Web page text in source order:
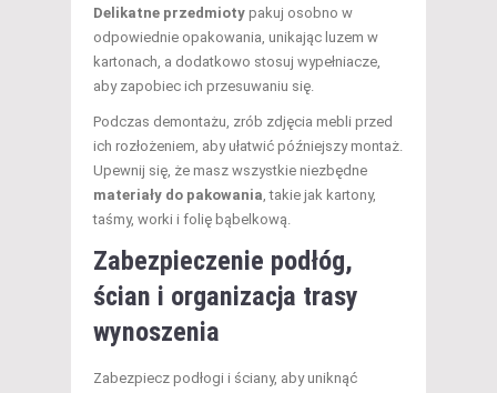
Delikatne przedmioty pakuj osobno w
odpowiednie opakowania, unikając luzem w
kartonach, a dodatkowo stosuj wypełniacze,
aby zapobiec ich przesuwaniu się.
Podczas demontażu, zrób zdjęcia mebli przed
ich rozłożeniem, aby ułatwić późniejszy montaż.
Upewnij się, że masz wszystkie niezbędne
materiały do pakowania, takie jak kartony,
taśmy, worki i folię bąbelkową.
Zabezpieczenie podłóg,
ścian i organizacja trasy
wynoszenia
Zabezpiecz podłogi i ściany, aby uniknąć